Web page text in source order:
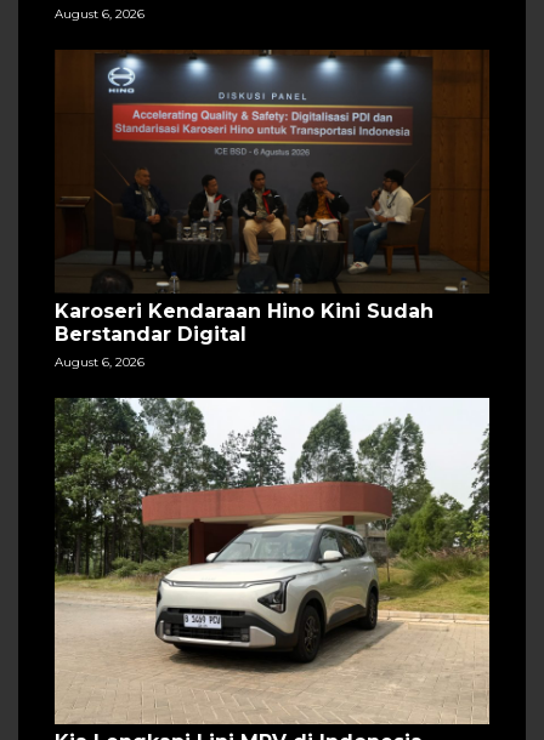
August 6, 2026
Karoseri Kendaraan Hino Kini Sudah
Berstandar Digital
August 6, 2026